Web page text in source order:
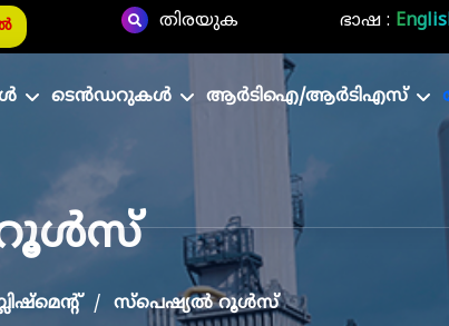
തിരയുക ഭാഷ :
ടെൻഡറുകൾ ആർടിഐ/ആർടിഎസ്
സ്പെഷ്യൽ റൂൾസ്